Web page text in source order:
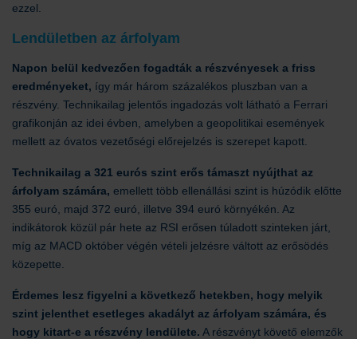
ezzel.
Lendületben az árfolyam
Napon belül kedvezően fogadták a részvényesek a friss
eredményeket, így már három százalékos pluszban van a
részvény. Technikailag jelentős ingadozás volt látható a Ferrari
grafikonján az idei évben, amelyben a geopolitikai események
mellett az óvatos vezetőségi előrejelzés is szerepet kapott.
Technikailag a 321 eurós szint erős támaszt nyújthat az
árfolyam számára, emellett több ellenállási szint is húzódik előtte
355 euró, majd 372 euró, illetve 394 euró környékén. Az
indikátorok közül pár hete az RSI erősen túladott szinteken járt,
míg az MACD október végén vételi jelzésre váltott az erősödés
közepette.
Érdemes lesz figyelni a következő hetekben, hogy melyik
szint jelenthet esetleges akadályt az árfolyam számára, és
hogy kitart-e a részvény lendülete. A részvényt követő elemzők